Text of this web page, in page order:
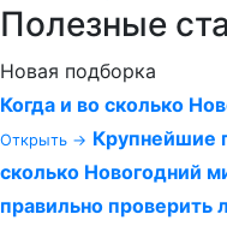
Полезные
Новая подборка
Когда и во сколько
Открыть → Крупнейшие
сколько Новогодний
правильно проверить